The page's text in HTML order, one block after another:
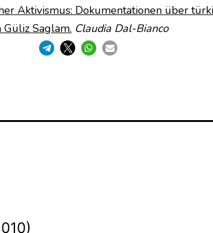
Aktivismus: Dokumentationen über
Güliz Saglam. Claudia Dal-Bianco